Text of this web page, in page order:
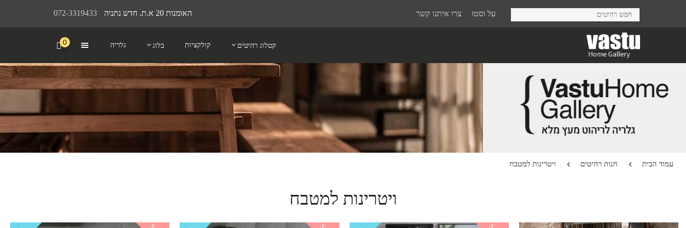
072-3319433 האומנות 20 א.ת. חדש נתניה על וסטו צרו איתנו קשר
קטלוג רהיטים קולקציות בלוג גלריה 0
עמוד הבית חנות רהיטים ויטרינות למטבח
ויטרינות למטבח